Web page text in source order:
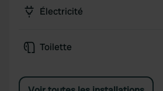
Électricité
Toilette